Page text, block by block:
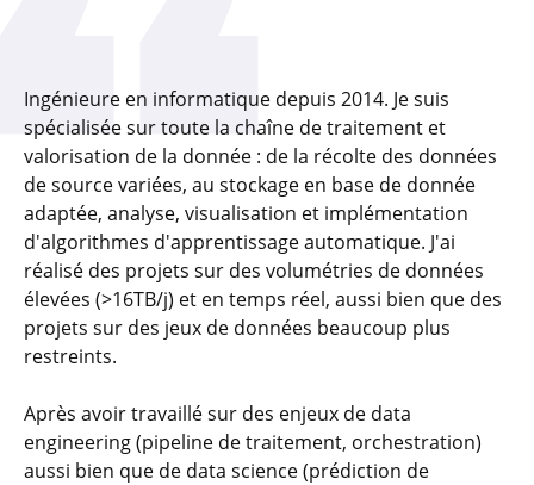
Ingénieure en informatique depuis 2014. Je suis
spécialisée sur toute la chaîne de traitement et
valorisation de la donnée : de la récolte des données
de source variées, au stockage en base de donnée
adaptée, analyse, visualisation et implémentation
d'algorithmes d'apprentissage automatique. J'ai
réalisé des projets sur des volumétries de données
élevées (>16TB/j) et en temps réel, aussi bien que des
projets sur des jeux de données beaucoup plus
restreints.
Après avoir travaillé sur des enjeux de data
engineering (pipeline de traitement, orchestration)
aussi bien que de data science (prédiction de